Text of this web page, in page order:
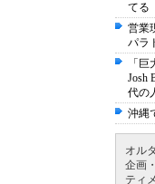
てる
営業
パラ
「
Josh
代の
沖縄
オル
企画
ティ